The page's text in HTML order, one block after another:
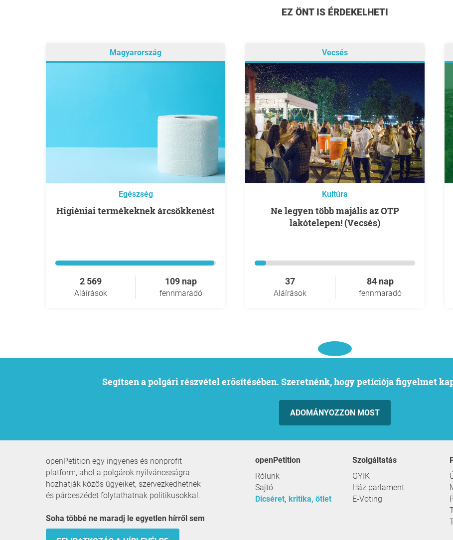
EZ ÖNT IS ÉRDEKELHETI
Magyarország
Egészség
higiéniai termékeknek árcsökkenést
2 569
Aláírások
109 nap
fennmaradó
Vecsés
Kultúra
Ne legyen több majális az OTP
lakótelepen! (Vecsés)
37
Aláírások
84 nap
fennmaradó
Segítsen a polgári részvétel erősítésében. Szeretnénk, hogy petíciója figyelmet
ADOMÁNYOZZON MOST
openPetition egy ingyenes és nonprofit
platform, ahol a polgárok nyilvánosságra
hozhatják közös ügyeiket, szervezkedhetnek
és párbeszédet folytathatnak politikusokkal.
Soha többé ne maradj le egyetlen hírről sem
openPetition
Rólunk
Sajtó
Dicséret, kritika, ötlet
szolgáltatás
GYIK
Ház parlament
E-Voting